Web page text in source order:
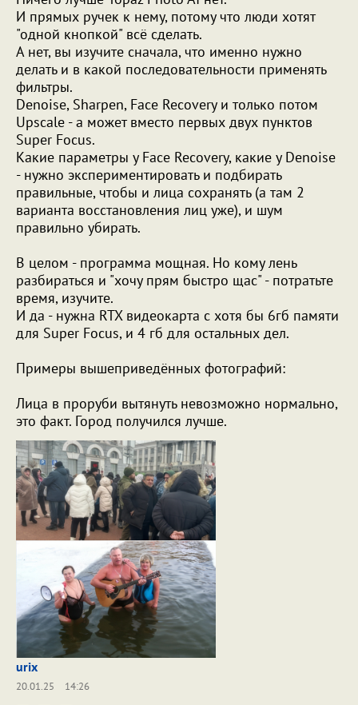
И прямых ручек к нему, потому что люди хотят
"одной кнопкой" всё сделать.
А нет, вы изучите сначала, что именно нужно
делать и в какой последовательности применять
фильтры.
Denoise, Sharpen, Face Recovery и только потом
Upscale - а может вместо первых двух пунктов
Super Focus.
Какие параметры у Face Recovery, какие у Denoise
- нужно экспериментировать и подбирать
правильные, чтобы и лица сохранять (а там 2
варианта восстановления лиц уже), и шум
правильно убирать.
В целом - программа мощная. Но кому лень
разбираться и "хочу прям быстро щас" - потратьте
время, изучите.
И да - нужна RTX видеокарта с хотя бы 6гб памяти
для Super Focus, и 4 гб для остальных дел.
Примеры вышеприведённых фотографий:
Лица в проруби вытянуть невозможно нормально,
это факт. Город получился лучше.
urix
20.01.25
14:26